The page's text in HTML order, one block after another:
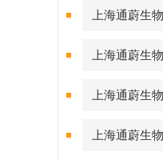
实验酶标仪环
上海通蔚生
测定方法及要求
上海通蔚生
盒的组成和保存
上海通蔚生
保数据真实可靠
上海通蔚生